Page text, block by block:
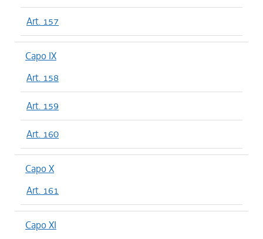
Art. 157
Capo IX
Art. 158
Art. 159
Art. 160
Capo X
Art. 161
Capo XI